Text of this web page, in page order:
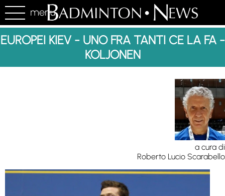
menu
EUROPEI KIEV - UNO FRA TANTI CE LA FA -
KOLJONEN
a cura di
Roberto Lucio Scarabello